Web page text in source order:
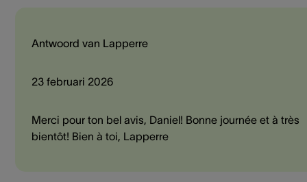
Antwoord van Lapperre
23 februari 2026
Merci pour ton bel avis, Daniel! Bonne journée et à très
bientôt! Bien à toi, Lapperre